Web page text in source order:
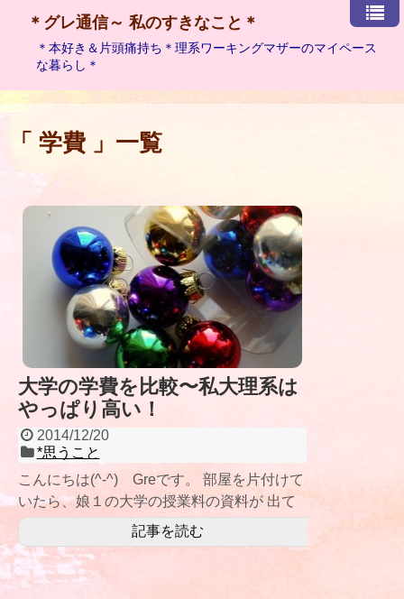
＊グレ通信～ 私のすきなこと＊
＊本好き＆片頭痛持ち＊理系ワーキングマザーのマイペース
な暮らし＊
「 学費 」一覧
大学の学費を比較〜私大理系は
やっぱり高い！
2014/12/20
*思うこと
こんにちは(^-^) Greです。 部屋を片付けて
いたら、娘１の大学の授業料の資料が 出て
きました。 ながめている
記事を読む